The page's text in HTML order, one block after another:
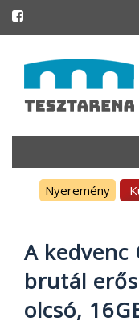
to
content
Nyeremény
A kedvenc
brutál
olcsó,